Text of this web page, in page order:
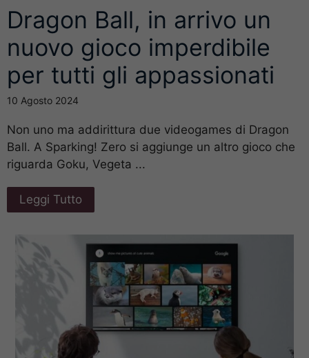
Dragon Ball, in arrivo un
nuovo gioco imperdibile
per tutti gli appassionati
10 Agosto 2024
Non uno ma addirittura due videogames di Dragon
Ball. A Sparking! Zero si aggiunge un altro gioco che
riguarda Goku, Vegeta ...
Leggi Tutto